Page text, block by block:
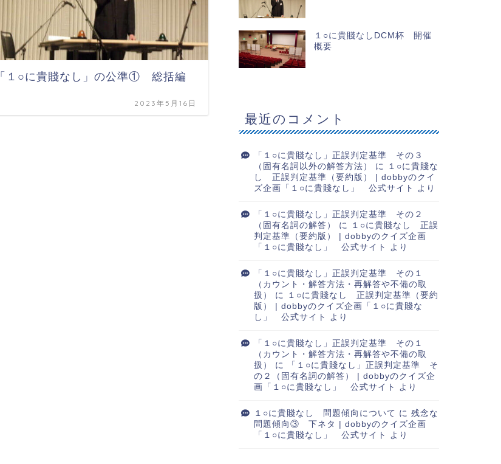
「１○に貴賤なし」の公準① 総括編
2023年5月16日
１○に貴賤なしDCM杯 開催
概要
最近のコメント
「１○に貴賤なし」正誤判定基準 その３
（固有名詞以外の解答方法）
に
１○に貴賤な
し 正誤判定基準（要約版） | dobbyのクイ
ズ企画「１○に貴賤なし」 公式サイト
より
「１○に貴賤なし」正誤判定基準 その２
（固有名詞の解答）
に
１○に貴賤なし 正誤
判定基準（要約版） | dobbyのクイズ企画
「１○に貴賤なし」 公式サイト
より
「１○に貴賤なし」正誤判定基準 その１
（カウント・解答方法・再解答や不備の取
扱）
に
１○に貴賤なし 正誤判定基準（要約
版） | dobbyのクイズ企画「１○に貴賤な
し」 公式サイト
より
「１○に貴賤なし」正誤判定基準 その１
（カウント・解答方法・再解答や不備の取
扱）
に
「１○に貴賤なし」正誤判定基準 そ
の２（固有名詞の解答） | dobbyのクイズ企
画「１○に貴賤なし」 公式サイト
より
１○に貴賤なし 問題傾向について に 残念な
問題傾向③ 下ネタ | dobbyのクイズ企画
「１○に貴賤なし」 公式サイト
より